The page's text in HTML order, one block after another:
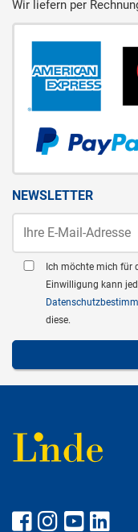
Wir liefern per
NEWSLETTER
Ich möchte mich für
Einwilligung kann
diese.